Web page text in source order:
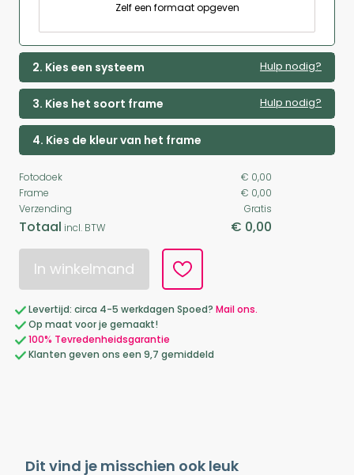
Zelf een formaat opgeven
2. Kies een systeem Hulp nodig?
3. Kies het soort frame Hulp nodig?
4. Kies de kleur van het frame
Fotodoek
€ 0,00
Frame
€ 0,00
Verzending
Gratis
Totaal incl. BTW € 0,00
In winkelmand
Levertijd: circa 4-5 werkdagen Spoed? Mail ons.
Op maat voor je gemaakt!
100% Tevredenheidsgarantie
Klanten geven ons een 9,7 gemiddeld
Dit vind je misschien ook leuk